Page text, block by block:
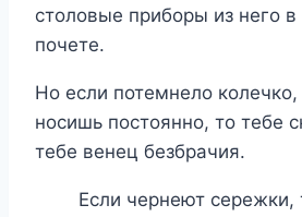
столовые приборы из него
почете.
Но если потемнело
носишь постоянно, то тебе
тебе венец безбрачия.
Если чернеют сережки,